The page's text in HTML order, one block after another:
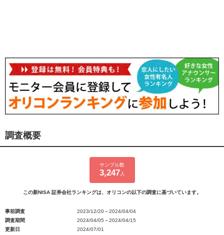
調査概要
サンプル数
3,247 人
この新NISA 証券会社ランキングは、オリコンの以下の調査に基づいています。
事前調査
2023/12/20～2024/04/04
調査期間
2024/04/05～2024/04/15
更新日
2024/07/01